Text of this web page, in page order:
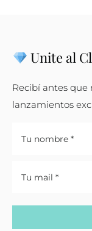
Unite al
Recibí antes que
lanzamientos